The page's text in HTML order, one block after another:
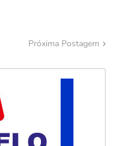
Próxima Postagem